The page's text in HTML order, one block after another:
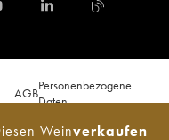
Weinverkaufen
AGBPersonenbezogene
Daten
ART.L.3342-1 et L.3353-3